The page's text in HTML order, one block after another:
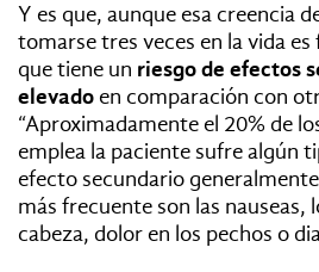
Y es que, aunque esa creencia
tomarse tres veces en la vida es
que tiene un riesgo de efectos
elevado en comparación con
“Aproximadamente el 20% de
emplea la paciente sufre algún
efecto secundario
más frecuente son las nauseas,
cabeza, dolor en los pechos o